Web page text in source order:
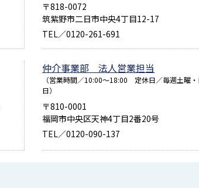
〒818-0072
筑紫野市二日市中央4丁目12-17
TEL／0120-261-691
仲介事業部 法人営業担当
（営業時間／10:00～18:00 定休日／毎週土曜
日）
〒810-0001
福岡市中央区天神4丁目2番20号
TEL／0120-090-137